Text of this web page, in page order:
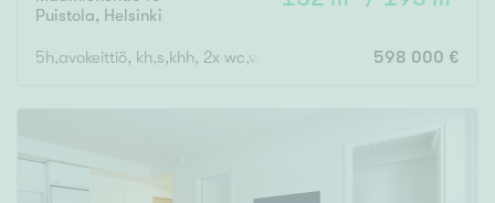
Puistola, Helsinki
5h,avokeittiö, kh,s,khh, 2x wc,vh, terassi, ransk. parveke,
598 000 €